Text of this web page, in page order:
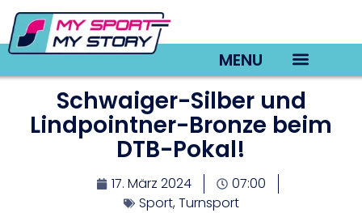
MENU
Schwaiger-Silber und
Lindpointner-Bronze beim
DTB-Pokal!
17. März 2024
07:00
Sport,Turnsport